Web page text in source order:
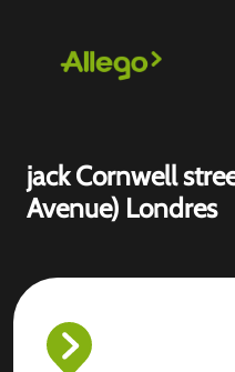
jack Cornwell
Avenue) Londres